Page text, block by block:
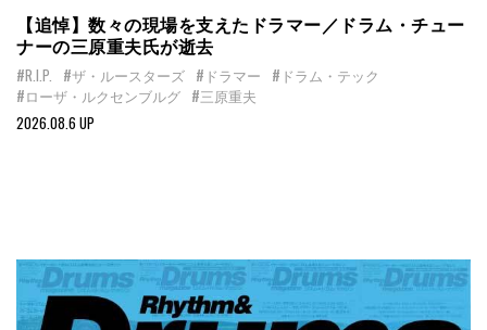
【追悼】数々の現場を支えたドラマー／ドラム・チュー
ナーの三原重夫氏が逝去
#R.I.P. #ザ・ルースターズ #ドラマー #ドラム・テック
#ローザ・ルクセンブルグ #三原重夫
2026.08.6 UP